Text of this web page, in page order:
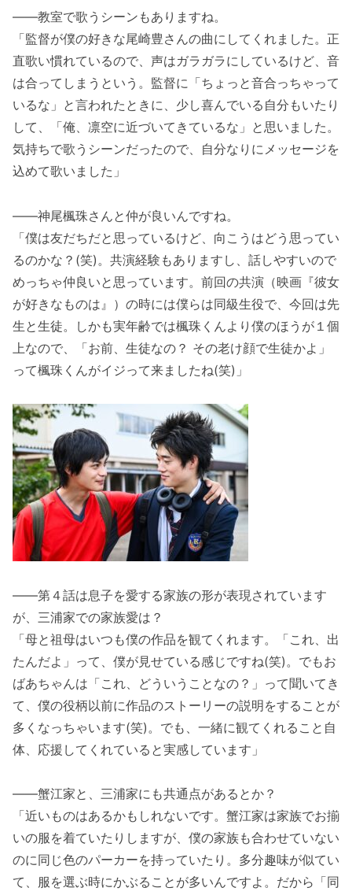
――教室で歌うシーンもありますね。
「監督が僕の好きな尾崎豊さんの曲にしてくれました。正
直歌い慣れているので、声はガラガラにしているけど、音
は合ってしまうという。監督に「ちょっと音合っちゃって
いるな」と言われたときに、少し喜んでいる自分もいたり
して、「俺、凛空に近づいてきているな」と思いました。
気持ちで歌うシーンだったので、自分なりにメッセージを
込めて歌いました」
――神尾楓珠さんと仲が良いんですね。
「僕は友だちだと思っているけど、向こうはどう思ってい
るのかな？(笑)。共演経験もありますし、話しやすいので
めっちゃ仲良いと思っています。前回の共演（映画『彼女
が好きなものは』）の時には僕らは同級生役で、今回は先
生と生徒。しかも実年齢では楓珠くんより僕のほうが１個
上なので、「お前、生徒なの？ その老け顔で生徒かよ」
って楓珠くんがイジって来ましたね(笑)」
――第４話は息子を愛する家族の形が表現されています
が、三浦家での家族愛は？
「母と祖母はいつも僕の作品を観てくれます。「これ、出
たんだよ」って、僕が見せている感じですね(笑)。でもお
ばあちゃんは「これ、どういうことなの？」って聞いてき
て、僕の役柄以前に作品のストーリーの説明をすることが
多くなっちゃいます(笑)。でも、一緒に観てくれること自
体、応援してくれていると実感しています」
――蟹江家と、三浦家にも共通点があるとか？
「近いものはあるかもしれないです。蟹江家は家族でお揃
いの服を着ていたりしますが、僕の家族も合わせていない
のに同じ色のパーカーを持っていたり。多分趣味が似てい
て、服を選ぶ時にかぶることが多いんですよ。だから「同